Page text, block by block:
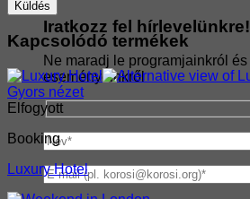
Iratkozz fel hírlevelünkre!
Ne maradj le programjainkról és
eseményeinkről
Kapcsolódó termékek
Gyors nézet
Elfogyott
Booking
Luxury Hotel